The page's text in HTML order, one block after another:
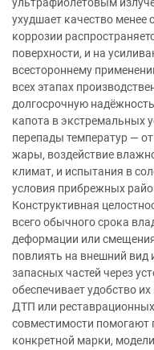
ультрафиолетовым
ухудшает качество
коррозии
поверхности, и на
всестороннему
всех этапах
долгосрочную
капота в экстремальных
перепады температур —
жары, воздействие
климат, и испытания в
условия прибрежных
Конструктивная
всего обычного срока
деформации или
повлиять на внешний вид
запасных частей через
обеспечивает удобство
ДТП или
совместимости помогают
конкретной марки,